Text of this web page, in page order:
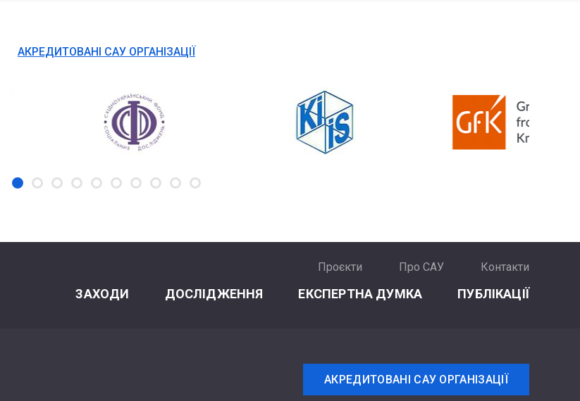
АКРЕДИТОВАНІ САУ ОРГАНІЗАЦІЇ
Проєкти Про САУ Контакти
ЗАХОДИ ДОСЛІДЖЕННЯ ЕКСПЕРТНА ДУМКА ПУБЛІКАЦІЇ
АКРЕДИТОВАНІ САУ ОРГАНІЗАЦІЇ